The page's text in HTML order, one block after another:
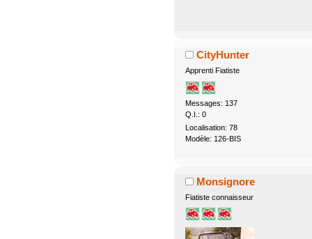
CityHunter
Apprenti Fiatiste
Messages: 137
Q.I.: 0
Localisation: 78
Modèle: 126-BIS
Monsignore
Fiatiste connaisseur